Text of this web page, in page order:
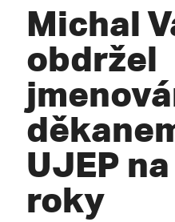
Michal
obdržel
UJEP
roky